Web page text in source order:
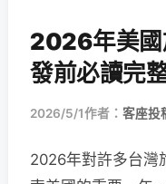
2026年美國
發前必讀完
2026/5/1作者： 客座投
2026年對許多台灣